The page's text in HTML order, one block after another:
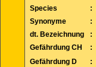
Species
:
Synonyme
:
dt. Bezeichnung
:
Gefährdung CH
:
Gefährdung D
: